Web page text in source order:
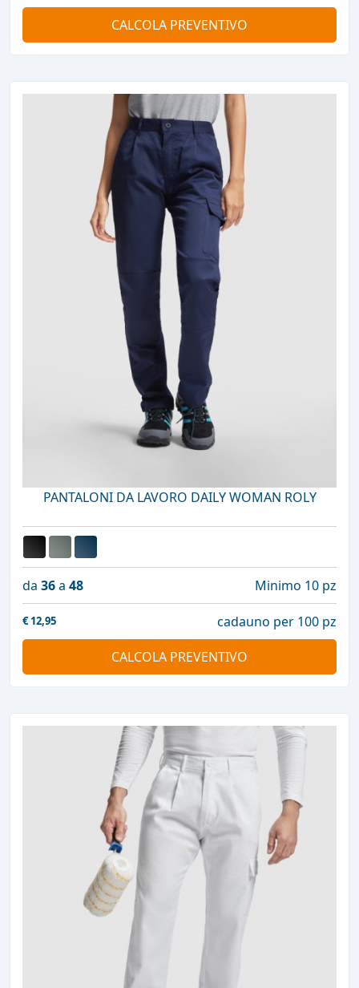
CALCOLA PREVENTIVO
PANTALONI DA LAVORO DAILY WOMAN ROLY
da 36a 48 Minimo 10 pz
€ 12,95
cadauno per 100 pz
CALCOLA PREVENTIVO